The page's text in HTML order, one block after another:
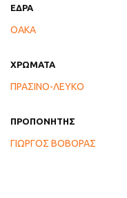
ΕΔΡΑ
ΟΑΚΑ
ΧΡΩΜΑΤΑ
ΠΡΑΣΙΝΟ-ΛΕΥΚΟ
ΠΡΟΠΟΝΗΤΗΣ
ΓΙΩΡΓΟΣ ΒΟΒΟΡΑΣ